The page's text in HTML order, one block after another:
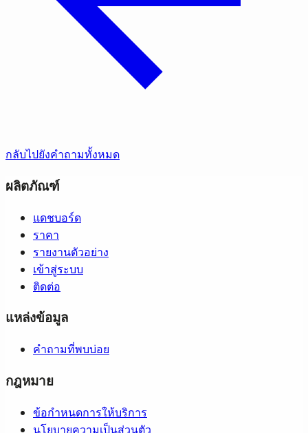
กลับไปยังคำถามทั้งหมด
ผลิตภัณฑ์
แดชบอร์ด
ราคา
รายงานตัวอย่าง
เข้าสู่ระบบ
ติดต่อ
แหล่งข้อมูล
คำถามที่พบบ่อย
กฎหมาย
ข้อกำหนดการให้บริการ
นโยบายความเป็นส่วนตัว